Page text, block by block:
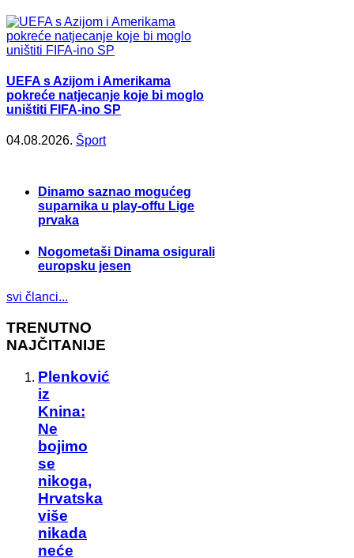
UEFA s Azijom i Amerikama
pokreće natjecanje koje bi moglo
uništiti FIFA-ino SP
04.08.2026. Šport
Dinamo saznao mogućeg
suparnika u play-offu Lige
prvaka
Nogometaši Dinama osigurali
europsku jesen
svi članci...
TRENUTNO
NAJČITANIJE
Plenković
iz
Knina:
Ne
bojimo
se
nikoga,
Hrvatska
više
nikada
neće